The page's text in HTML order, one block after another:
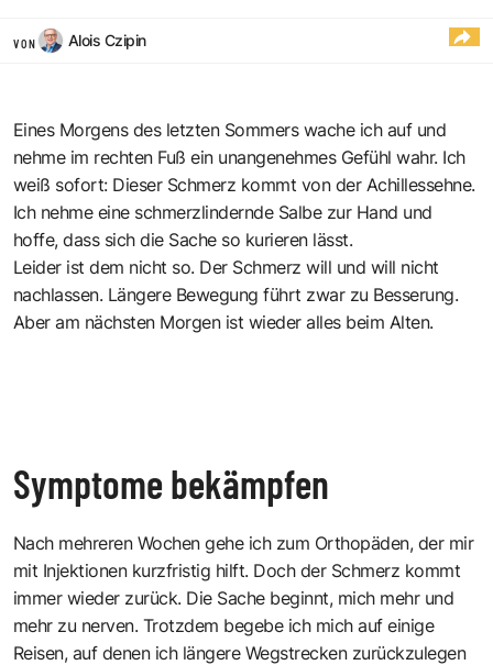
VON Alois Czipin
Eines Morgens des letzten Sommers wache ich auf und
nehme im rechten Fuß ein unangenehmes Gefühl wahr. Ich
weiß sofort: Dieser Schmerz kommt von der Achillessehne.
Ich nehme eine schmerzlindernde Salbe zur Hand und
hoffe, dass sich die Sache so kurieren lässt.
Leider ist dem nicht so. Der Schmerz will und will nicht
nachlassen. Längere Bewegung führt zwar zu Besserung.
Aber am nächsten Morgen ist wieder alles beim Alten.
Symptome bekämpfen
Nach mehreren Wochen gehe ich zum Orthopäden, der mir
mit Injektionen kurzfristig hilft. Doch der Schmerz kommt
immer wieder zurück. Die Sache beginnt, mich mehr und
mehr zu nerven. Trotzdem begebe ich mich auf einige
Reisen, auf denen ich längere Wegstrecken zurückzulegen